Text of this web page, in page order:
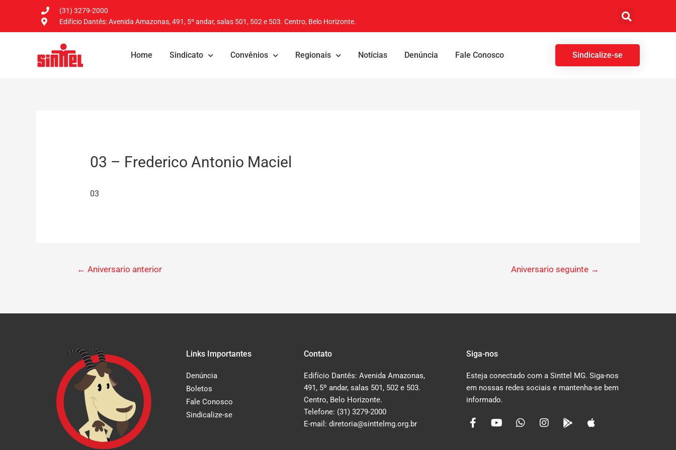
(31) 3279-2000
Edifício Dantês: Avenida Amazonas, 491, 5º andar, salas 501, 502 e 503. Centro, Belo Horizonte.
Home Sindicato Convênios Regionais Notícias Denúncia Fale Conosco Sindicalize-se
03 – Frederico Antonio Maciel
03
← Aniversario anterior Aniversario seguinte →
Links Importantes
Denúncia
Boletos
Fale Conosco
Sindicalize-se
Contato
Edifício Dantês: Avenida Amazonas,
491, 5º andar, salas 501, 502 e 503.
Centro, Belo Horizonte.
Telefone: (31) 3279-2000
E-mail: diretoria@sinttelmg.org.br
Siga-nos
Esteja conectado com a Sinttel MG. Siga-nos
em nossas redes sociais e mantenha-se bem
informado.